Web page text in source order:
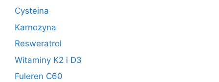
Cysteina
Karnozyna
Resweratrol
Witaminy K2 i D3
Fuleren C60